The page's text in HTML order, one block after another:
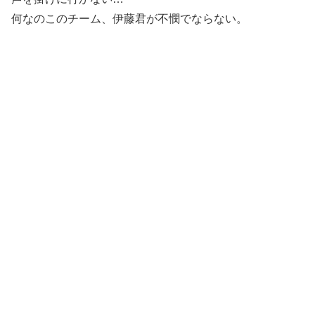
何なのこのチーム、伊藤君が不憫でならない。